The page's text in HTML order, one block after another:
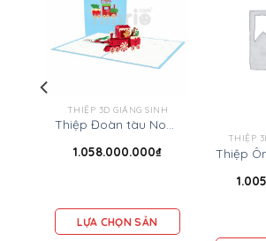
THIỆP 3D GIÁNG SINH
1.058.000.000₫
LỰA CHỌN SẢN
THIỆP